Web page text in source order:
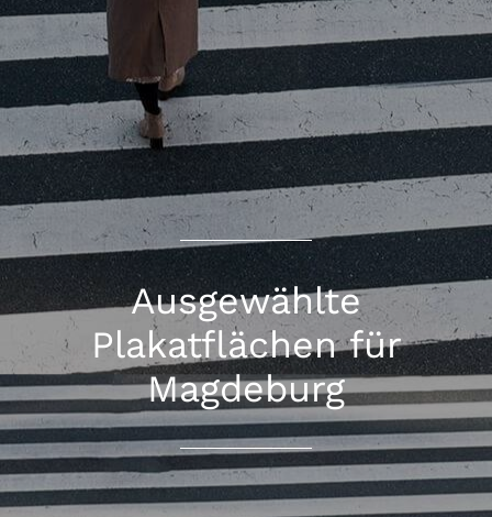
Ausgewählte
Plakatflächen für
Magdeburg